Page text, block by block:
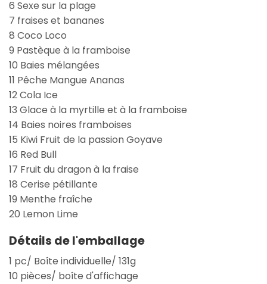
6 Sexe sur la plage
7 fraises et bananes
8 Coco Loco
9 Pastèque à la framboise
10 Baies mélangées
11 Pêche Mangue Ananas
12 Cola Ice
13 Glace à la myrtille et à la framboise
14 Baies noires framboises
15 Kiwi Fruit de la passion Goyave
16 Red Bull
17 Fruit du dragon à la fraise
18 Cerise pétillante
19 Menthe fraîche
20 Lemon Lime
Détails de l'emballage
1 pc/ Boîte individuelle/ 131g
10 pièces/ boîte d'affichage